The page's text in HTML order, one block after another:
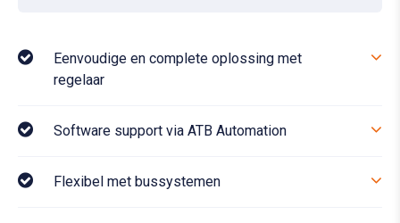
Eenvoudige en complete oplossing met
regelaar
Software support via ATB Automation
Flexibel met bussystemen